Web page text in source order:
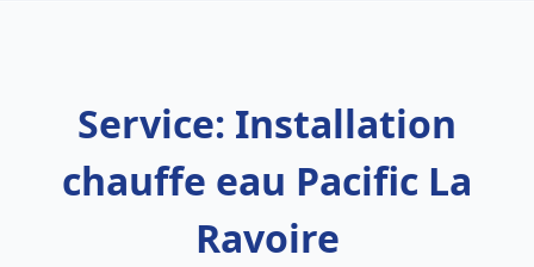
Service: Installation
chauffe eau Pacific La
Ravoire